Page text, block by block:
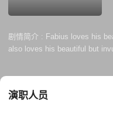
剧情简介 : Fabius loves his
also loves his beautiful but
the tales she has heard
She offers to lead him to a
演职人员